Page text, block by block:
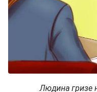
Людина гризе